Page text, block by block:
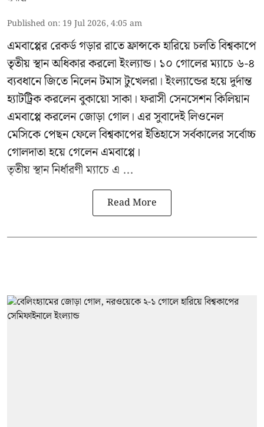
Published on: 19 Jul 2026, 4:05 am
এমবাপ্পের রেকর্ড গড়ার রাতে ফ্রান্সকে হারিয়ে চলতি বিশ্বকাপে
তৃতীয় স্থান অধিকার করলো ইংল্যান্ড। ১০ গোলের ম্যাচে ৬-৪
ব্যবধানে জিতে নিলেন টমাস টুখেলরা। ইংল্যান্ডের হয়ে দুর্দান্ত
হ্যাটট্রিক করলেন বুকায়ো সাকা। ফরাসী সেনসেশন কিলিয়ান
এমবাপ্পে করলেন জোড়া গোল। এর সুবাদেই লিওনেল
মেসিকে পেছন ফেলে বিশ্বকাপের ইতিহাসে সর্বকালের সর্বোচ্চ
গোলদাতা হয়ে গেলেন এমবাপ্পে।
তৃতীয় স্থান নির্ধারণী ম্যাচে এ ...
Read More